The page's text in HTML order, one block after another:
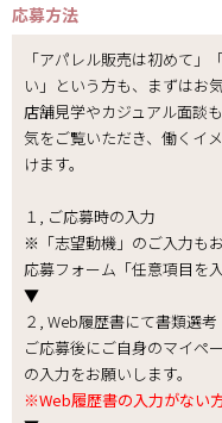
応募方法
「アパレル販売は初めて
い」という方も、まずはお
店舗見学やカジュアル面談
気をご覧いただき、働くイ
けます。
１, ご応募時の入力
※「志望動機」のご入力もお
応募フォーム「任意項目を
▼
２, Web履歴書にて書類選考
ご応募後にご自身のマイペ
の入力をお願いします。
※Web履歴書の入力がない